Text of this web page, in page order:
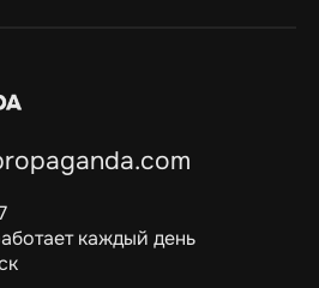
каждый день